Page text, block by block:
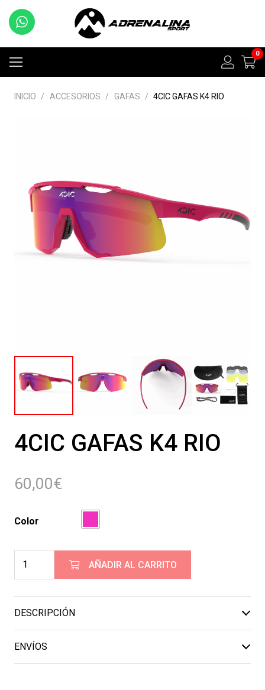
0
INICIO / ACCESORIOS / GAFAS / 4CIC GAFAS K4 RIO
4CIC GAFAS K4 RIO
60,00€
Color
Rio
AÑADIR AL CARRITO
DESCRIPCIÓN
ENVÍOS